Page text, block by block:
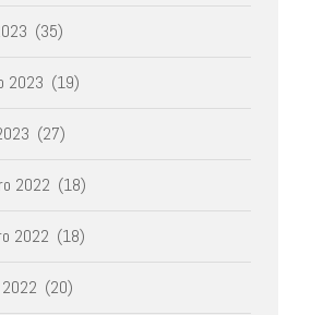
(35)
2023 (19)
(27)
2022 (18)
2022 (18)
(20)